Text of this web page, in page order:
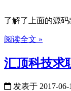
了解了上面的源码
阅读全文 »
汇顶科技求
发表于 2017-06-